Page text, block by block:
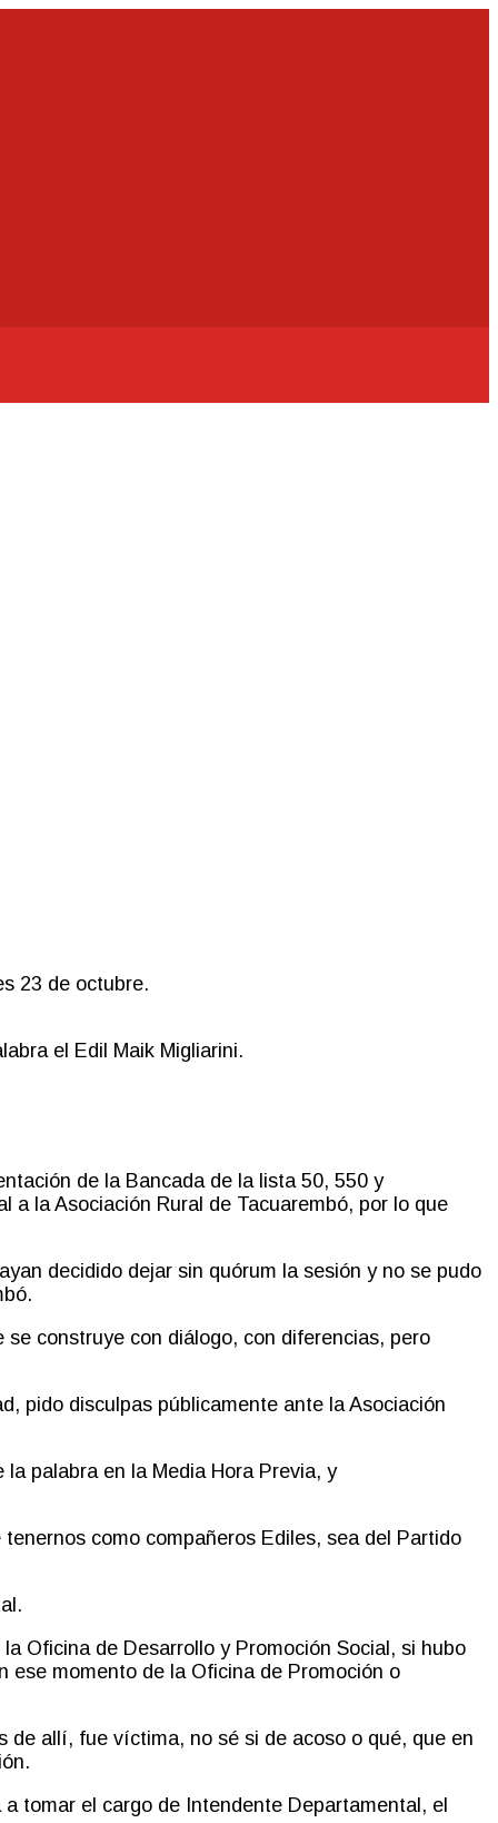
23 de octubre.
el Edil Maik Migliarini.
de la Bancada de la lista 50, 550 y
a la Asociación Rural de Tacuarembó, por lo que
decidido dejar sin quórum la sesión y no se pudo
construye con diálogo, con diferencias, pero
pido disculpas públicamente ante la Asociación
palabra en la Media Hora Previa, y
como compañeros Ediles, sea del Partido
la Oficina de Desarrollo y Promoción Social, si hubo
ese momento de la Oficina de Promoción o
de allí, fue víctima, no sé si de acoso o qué, que en
tomar el cargo de Intendente Departamental, el